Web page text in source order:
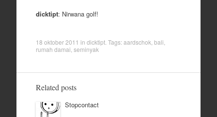
dicktipt: Nirwana golf!
18 oktober 2011 in dicktipt. Tags:aardschok bali
rumah damai seminyak
Related posts
Stopcontact